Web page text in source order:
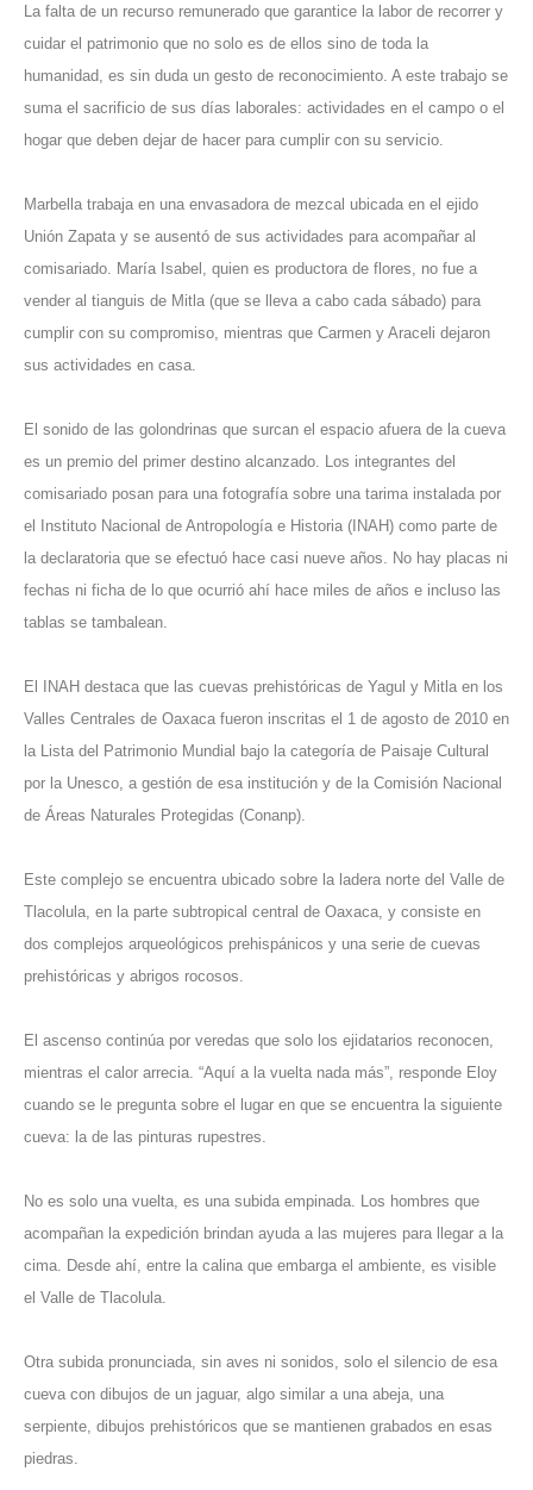
La falta de un recurso remunerado que garantice la labor de recorrer y
cuidar el patrimonio que no solo es de ellos sino de toda la
humanidad, es sin duda un gesto de reconocimiento. A este trabajo se
suma el sacrificio de sus días laborales: actividades en el campo o el
hogar que deben dejar de hacer para cumplir con su servicio.
Marbella trabaja en una envasadora de mezcal ubicada en el ejido
Unión Zapata y se ausentó de sus actividades para acompañar al
comisariado. María Isabel, quien es productora de flores, no fue a
vender al tianguis de Mitla (que se lleva a cabo cada sábado) para
cumplir con su compromiso, mientras que Carmen y Araceli dejaron
sus actividades en casa.
El sonido de las golondrinas que surcan el espacio afuera de la cueva
es un premio del primer destino alcanzado. Los integrantes del
comisariado posan para una fotografía sobre una tarima instalada por
el Instituto Nacional de Antropología e Historia (INAH) como parte de
la declaratoria que se efectuó hace casi nueve años. No hay placas ni
fechas ni ficha de lo que ocurrió ahí hace miles de años e incluso las
tablas se tambalean.
El INAH destaca que las cuevas prehistóricas de Yagul y Mitla en los
Valles Centrales de Oaxaca fueron inscritas el 1 de agosto de 2010 en
la Lista del Patrimonio Mundial bajo la categoría de Paisaje Cultural
por la Unesco, a gestión de esa institución y de la Comisión Nacional
de Áreas Naturales Protegidas (Conanp).
Este complejo se encuentra ubicado sobre la ladera norte del Valle de
Tlacolula, en la parte subtropical central de Oaxaca, y consiste en
dos complejos arqueológicos prehispánicos y una serie de cuevas
prehistóricas y abrigos rocosos.
El ascenso continúa por veredas que solo los ejidatarios reconocen,
mientras el calor arrecia. “Aquí a la vuelta nada más”, responde Eloy
cuando se le pregunta sobre el lugar en que se encuentra la siguiente
cueva: la de las pinturas rupestres.
No es solo una vuelta, es una subida empinada. Los hombres que
acompañan la expedición brindan ayuda a las mujeres para llegar a la
cima. Desde ahí, entre la calina que embarga el ambiente, es visible
el Valle de Tlacolula.
Otra subida pronunciada, sin aves ni sonidos, solo el silencio de esa
cueva con dibujos de un jaguar, algo similar a una abeja, una
serpiente, dibujos prehistóricos que se mantienen grabados en esas
piedras.